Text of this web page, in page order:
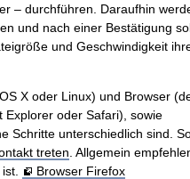
– durchführen. Daraufhin
und nach einer Bestätigung
und Geschwindigkeit
X oder Linux) und Browser
Explorer oder Safari), sowie
Schritte unterschiedlich sind.
treten . Allgemein
Browser Firefox